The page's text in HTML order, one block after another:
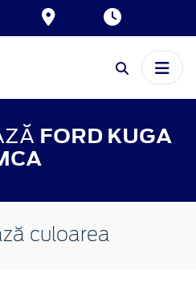
FORD KUGA
culoarea